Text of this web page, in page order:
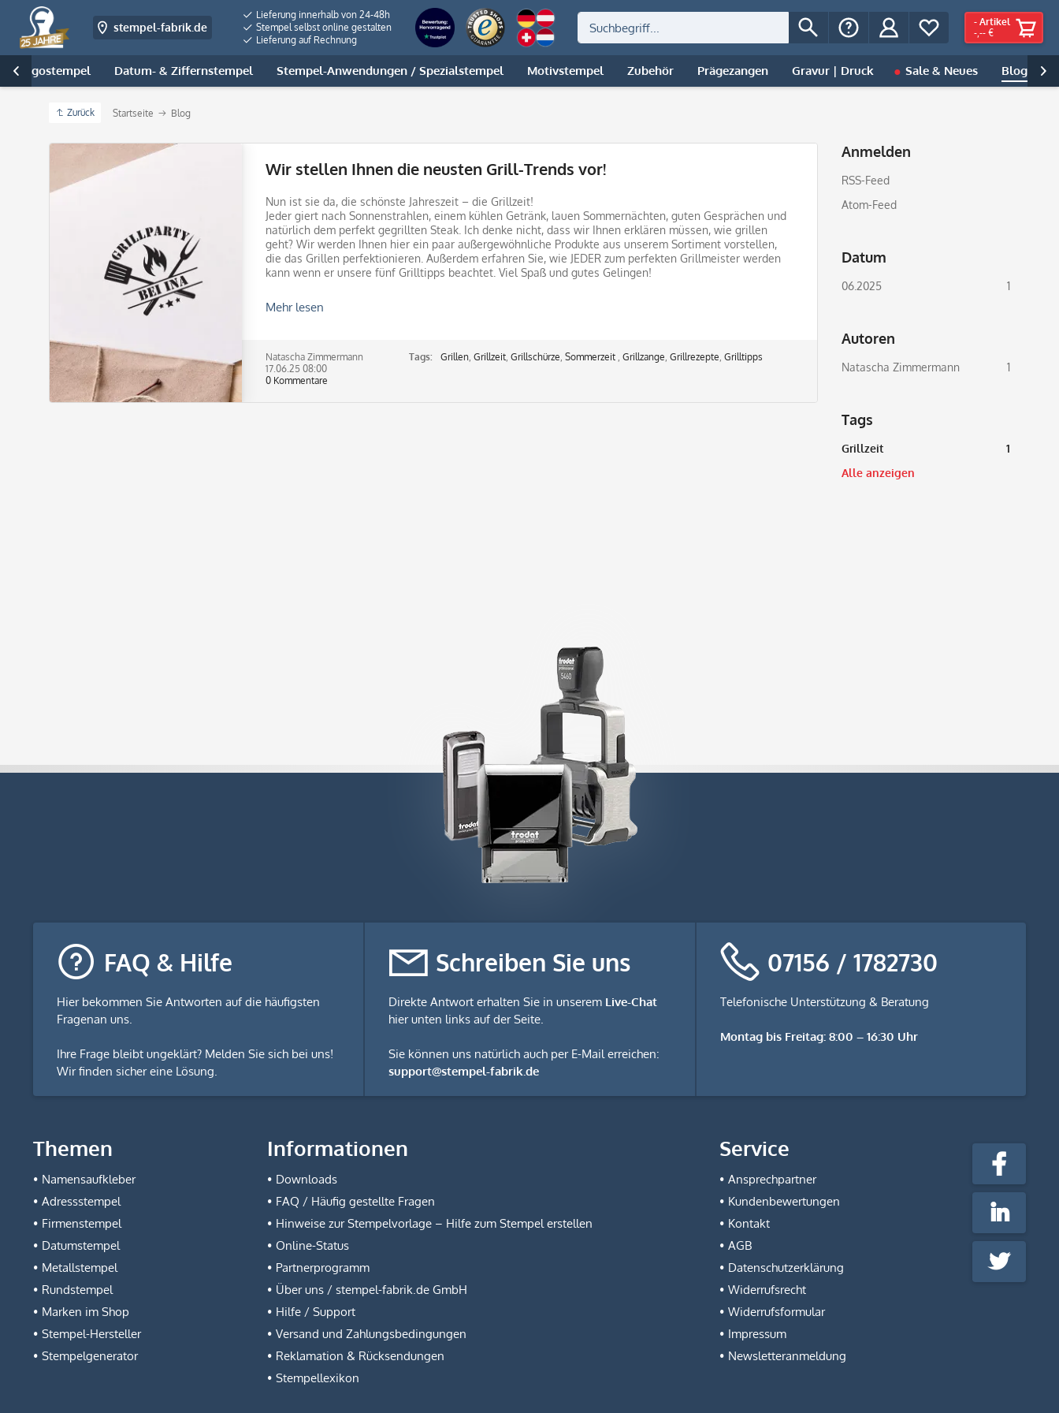
stempel-fabrik.de
Lieferung innerhalb von 24-48h
Stempel selbst online gestalten
Lieferung auf Rechnung
- Artikel
-,-- €
& Logostempel Datum- & Ziffernstempel Stempel-Anwendungen / Spezialstempel Motivstempel Zubehör Prägezangen Gravur | Druck Sale & Neues Blog
 
Zurück Startseite Blog
Anmelden
RSS-Feed
Atom-Feed
Datum
06.2025 1
Autoren
Natascha Zimmermann 1
Tags
Grillzeit
1
Alle anzeigen
Wir stellen Ihnen die neusten Grill-Trends vor!
Nun ist sie da, die schönste Jahreszeit – die Grillzeit!
Jeder giert nach Sonnenstrahlen, einem kühlen Getränk, lauen Sommernächten, guten Gesprächen und
natürlich dem perfekt gegrillten Steak. Ich denke nicht, dass wir Ihnen erklären müssen, wie grillen
geht? Wir werden Ihnen hier ein paar außergewöhnliche Produkte aus unserem Sortiment vorstellen,
die das Grillen perfektionieren. Außerdem erfahren Sie, wie JEDER zum perfekten Grillmeister werden
kann wenn er unsere fünf Grilltipps beachtet. Viel Spaß und gutes Gelingen!
Mehr lesen
Natascha Zimmermann
17.06.25 08:00
0 Kommentare
Tags: Grillen,Grillzeit,Grillschürze,Sommerzeit ,Grillzange,Grillrezepte,Grilltipps
FAQ & Hilfe
Hier bekommen Sie Antworten auf die häufigsten
Fragenan uns.
Ihre Frage bleibt ungeklärt? Melden Sie sich bei uns!
Wir finden sicher eine Lösung.
Schreiben Sie uns
Direkte Antwort erhalten Sie in unserem Live-Chat
hier unten links auf der Seite.
Sie können uns natürlich auch per E-Mail erreichen:
support@stempel-fabrik.de
07156 / 1782730
Telefonische Unterstützung & Beratung
Montag bis Freitag: 8:00 – 16:30 Uhr
Themen
Namensaufkleber
Adressstempel
Firmenstempel
Datumstempel
Metallstempel
Rundstempel
Marken im Shop
Stempel-Hersteller
Stempelgenerator
Informationen
Downloads
FAQ / Häufig gestellte Fragen
Hinweise zur Stempelvorlage – Hilfe zum Stempel erstellen
Online-Status
Partnerprogramm
Über uns / stempel-fabrik.de GmbH
Hilfe / Support
Versand und Zahlungsbedingungen
Reklamation & Rücksendungen
Stempellexikon
Service
Ansprechpartner
Kundenbewertungen
Kontakt
AGB
Datenschutzerklärung
Widerrufsrecht
Widerrufsformular
Impressum
Newsletteranmeldung
stempel-
fabrik.de
@Social
Media
Facebook
LinkedIn
Twitter